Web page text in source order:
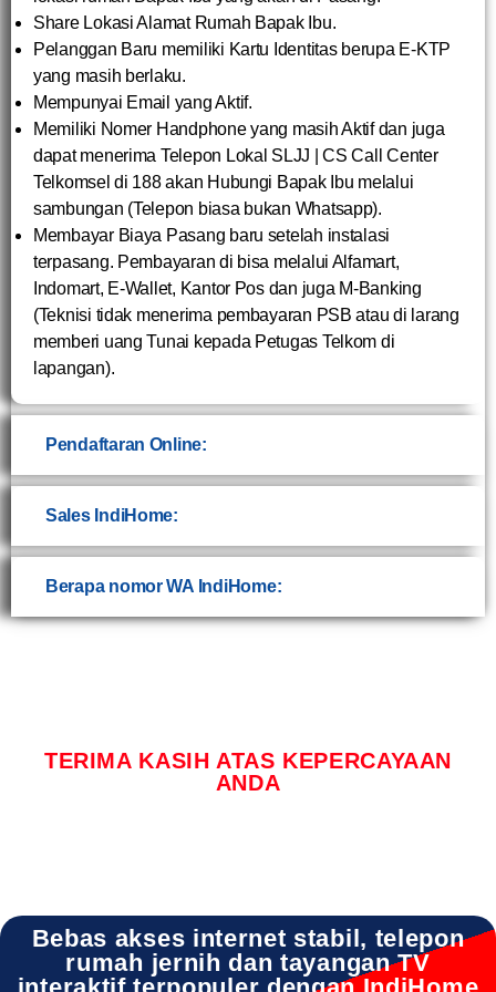
Share Lokasi Alamat Rumah Bapak Ibu.
Pelanggan Baru memiliki Kartu Identitas berupa E-KTP
yang masih berlaku.
Mempunyai Email yang Aktif.
Memiliki Nomer Handphone yang masih Aktif dan juga
dapat menerima Telepon Lokal SLJJ | CS Call Center
Telkomsel di 188 akan Hubungi Bapak Ibu melalui
sambungan (Telepon biasa bukan Whatsapp).
Membayar Biaya Pasang baru setelah instalasi
terpasang. Pembayaran di bisa melalui Alfamart,
Indomart, E-Wallet, Kantor Pos dan juga M-Banking
(Teknisi tidak menerima pembayaran PSB atau di larang
memberi uang Tunai kepada Petugas Telkom di
lapangan).
Pendaftaran Online:
Sales IndiHome:
Berapa nomor WA IndiHome:
TERIMA KASIH ATAS KEPERCAYAAN
ANDA
Bebas akses internet stabil, telepon
rumah jernih dan tayangan TV